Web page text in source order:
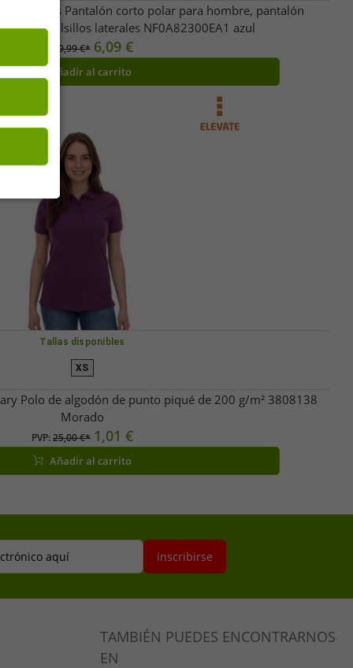
Athletics Pantalón corto polar para hombre, pantalón
con bolsillos laterales NF0A82300EA1 azul
59,99 €* 6,09 €
Añadir al carrito
Tallas disponibles
XS
Polo de algodón de punto piqué de 200 g/m² 3808138
Morado
PVP:25,00 €* 1,01 €
Añadir al carrito
aquí inscribirse
TAMBIÉN PUEDES ENCONTRARNOS
EN